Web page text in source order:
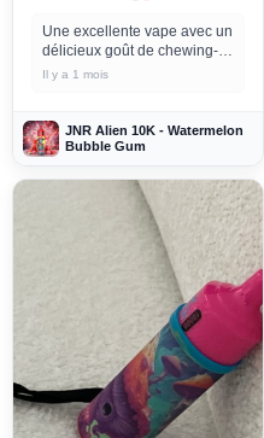
Une excellente vape avec un
délicieux goût de chewing-
gum. Parfait.
Il y a 1 mois
JNR Alien 10K - Watermelon
Bubble Gum